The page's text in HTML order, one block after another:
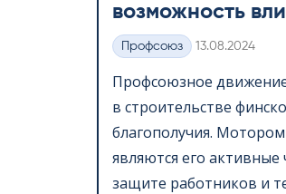
возможность
Категории
Профсоюз Kirjoitettu
13.08.2024
Профсоюзное
в строительстве
благополучия.
являются его активные
защите работников и